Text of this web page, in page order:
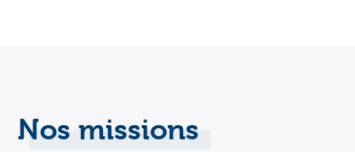
Nos missions